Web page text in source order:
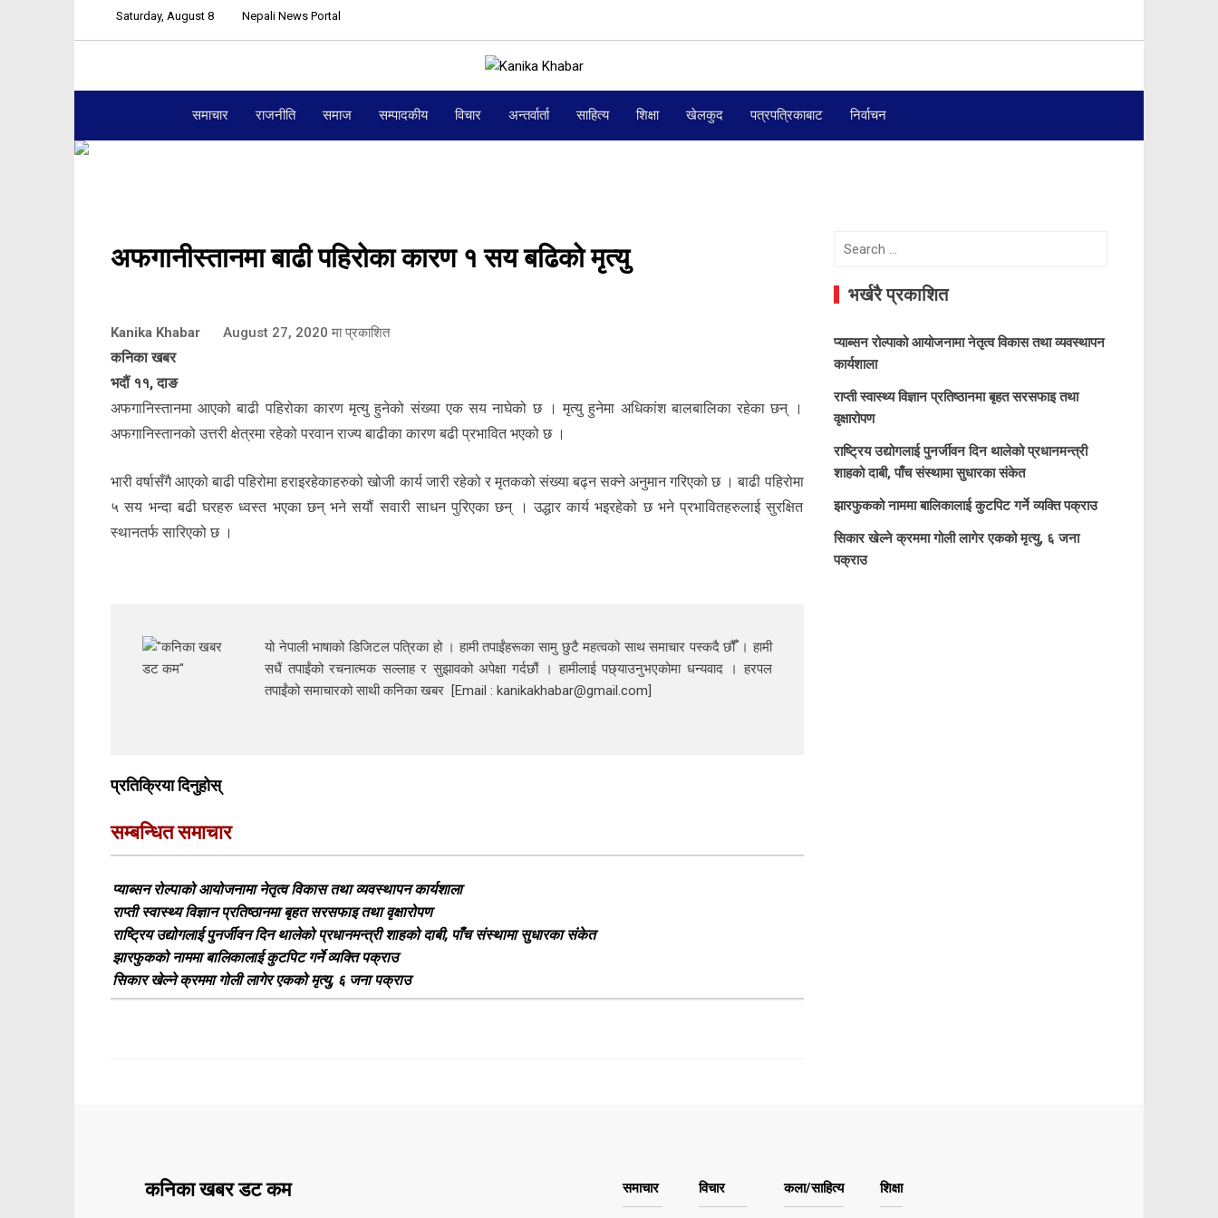
Saturday, August 8 Nepali News Portal
समाचार राजनीति समाज सम्पादकीय विचार अन्तर्वार्ता साहित्य शिक्षा खेलकुद पत्रपत्रिकाबाट निर्वाचन
अफगानीस्तानमा बाढी पहिरोका कारण १ सय बढिको मृत्यु
Kanika Khabar August 27, 2020 मा प्रकाशित
कनिका खबर
भदौं ११, दाङ
अफगानिस्तानमा आएको बाढी पहिरोका कारण मृत्यु हुनेको संख्या एक सय नाघेको छ । मृत्यु हुनेमा अधिकांश बालबालिका रहेका छन् ।
अफगानिस्तानको उत्तरी क्षेत्रमा रहेको परवान राज्य बाढीका कारण बढी प्रभावित भएको छ ।
भारी वर्षासँगै आएको बाढी पहिरोमा हराइरहेकाहरुको खोजी कार्य जारी रहेको र मृतकको संख्या बढ्न सक्ने अनुमान गरिएको छ । बाढी पहिरोमा
५ सय भन्दा बढी घरहरु ध्वस्त भएका छन् भने सयौं सवारी साधन पुरिएका छन् । उद्धार कार्य भइरहेको छ भने प्रभावितहरुलाई सुरक्षित
स्थानतर्फ सारिएको छ ।
यो नेपाली भाषाको डिजिटल पत्रिका हो । हामी तपाईंहरूका सामु छुटै महत्वको साथ समाचार पस्कदै छौँँ । हामी
सधैं तपाईंको रचनात्मक सल्लाह र सुझावको अपेक्षा गर्दछौं । हामीलाई पछ्याउनुभएकोमा धन्यवाद । हरपल
तपाईंको समाचारको साथी कनिका खबर [Email : kanikakhabar@gmail.com]
प्रतिक्रिया दिनुहोस्
सम्बन्धित समाचार
प्याब्सन रोल्पाको आयोजनामा नेतृत्व विकास तथा व्यवस्थापन कार्यशाला
राप्ती स्वास्थ्य विज्ञान प्रतिष्ठानमा बृहत सरसफाइ तथा वृक्षारोपण
राष्ट्रिय उद्योगलाई पुनर्जीवन दिन थालेको प्रधानमन्त्री शाहको दाबी, पाँच संस्थामा सुधारका संकेत
झारफुकको नाममा बालिकालाई कुटपिट गर्ने व्यक्ति पक्राउ
सिकार खेल्ने क्रममा गोली लागेर एकको मृत्यु, ६ जना पक्राउ
Search
भर्खरै प्रकाशित
प्याब्सन रोल्पाको आयोजनामा नेतृत्व विकास तथा व्यवस्थापन
कार्यशाला
राप्ती स्वास्थ्य विज्ञान प्रतिष्ठानमा बृहत सरसफाइ तथा
वृक्षारोपण
राष्ट्रिय उद्योगलाई पुनर्जीवन दिन थालेको प्रधानमन्त्री
शाहको दाबी, पाँच संस्थामा सुधारका संकेत
झारफुकको नाममा बालिकालाई कुटपिट गर्ने व्यक्ति पक्राउ
सिकार खेल्ने क्रममा गोली लागेर एकको मृत्यु, ६ जना
पक्राउ
कनिका खबर डट कम समाचार विचार कला/साहित्य शिक्षा